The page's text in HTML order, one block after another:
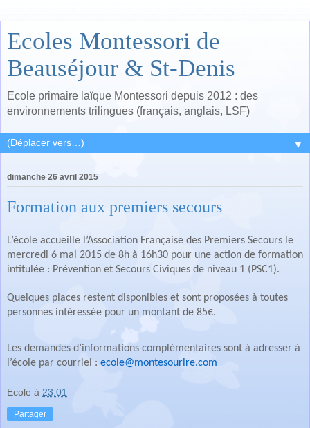
Ecoles Montessori de
Beauséjour & St-Denis
Ecole primaire laïque Montessori depuis 2012 : des
environnements trilingues (français, anglais, LSF)
▼
dimanche 26 avril 2015
Formation aux premiers secours
L’école accueille l’Association Française des Premiers Secours le
mercredi 6 mai 2015 de 8h à 16h30 pour une action de formation
intitulée : Prévention et Secours Civiques de niveau 1 (PSC1).
Quelques places restent disponibles et sont proposées à toutes
personnes intéressée pour un montant de 85€.
Les demandes d’informations complémentaires sont à adresser à
l’école par courriel : ecole@montesourire.com
Ecole à 23:01
Partager